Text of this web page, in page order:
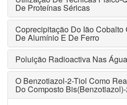
De Proteínas Séricas
Coprecipitação Do Ião Cobalto
De Alumínio E De Ferro
Poluição Radioactiva Nas
O Benzotiazol-2-Tiol Como
Do Composto